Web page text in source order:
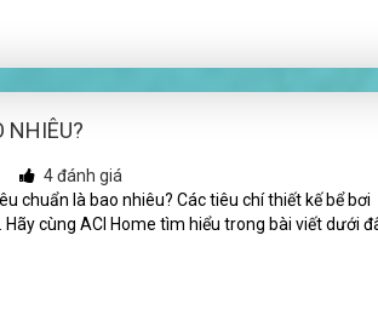
NHIÊU?
4 đánh giá
chuẩn là bao nhiêu? Các tiêu chí thiết kế bể bơi
cùng ACI Home tìm hiểu trong bài viết dưới